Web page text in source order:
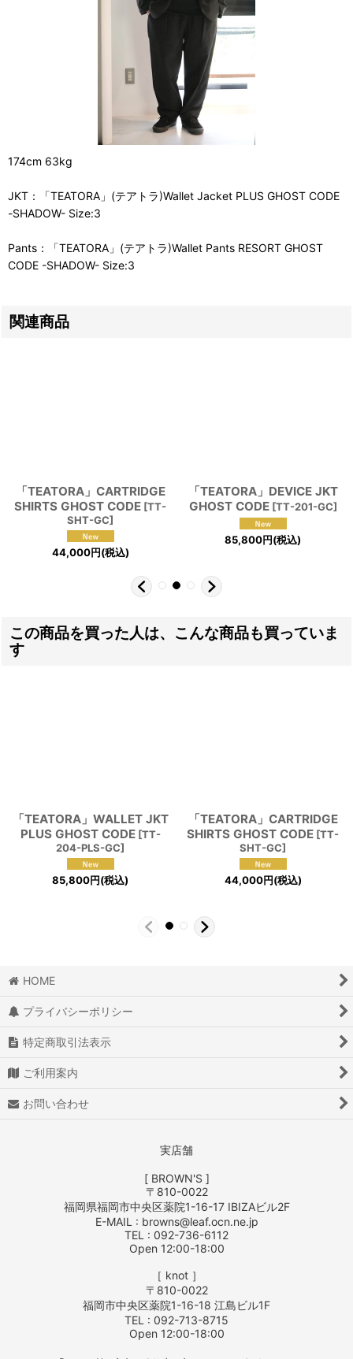
174cm 63kg
JKT：「TEATORA」(テアトラ)Wallet Jacket PLUS GHOST CODE
-SHADOW- Size:3
Pants：「TEATORA」(テアトラ)Wallet Pants RESORT GHOST
CODE -SHADOW- Size:3
関連商品
「TEATORA」CARTRIDGE
SHIRTS GHOST CODE [TT-
SHT-GC]
44,000円(税込)
「TEATORA」DEVICE JKT
GHOST CODE [TT-201-GC]
85,800円(税込)
この商品を買った人は、こんな商品も買っていま
す
「TEATORA」WALLET JKT
PLUS GHOST CODE [TT-
204-PLS-GC]
85,800円(税込)
「TEATORA」CARTRIDGE
SHIRTS GHOST CODE [TT-
SHT-GC]
44,000円(税込)
HOME
プライバシーポリシー
特定商取引法表示
ご利用案内
お問い合わせ
実店舗
[ BROWN'S ]
〒810-0022
福岡県福岡市中央区薬院1-16-17 IBIZAビル2F
E-MAIL : browns@leaf.ocn.ne.jp
TEL : 092-736-6112
Open 12:00-18:00
［ knot ］
〒810-0022
福岡市中央区薬院1-16-18 江島ビル1F
TEL : 092-713-8715
Open 12:00-18:00